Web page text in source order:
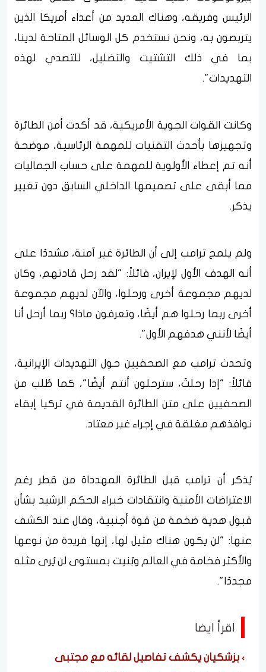
الرئيس وفريقه، وهناك العديد من أعداء أمريكا الذين
يتربصون به، ونحن نستخدم كل الوسائل المتاحة لدينا،
بما في ذلك التشتيت والتضليل، للتصدي لهذه
التهديدات".
وكانت القوات الجوية الأمريكية، قد أكدت أمن الطائرة
وتجهيزها بأحدث التقنيات للمهمة الرئاسية، موضحة
أنه تم إعطاء الأولوية للمهمة على حساب الجماليات
مما أبقى على تصميمها الداخلي السابق دون تغيير
يذكر.
ولم يلمح ترامب إلى أن الطائرة غير آمنة، مشددًا على
أنه الهدف الأول لإيران، قائلاً: "لقد رحل قادتهم، وكان
لديهم مجموعة أخرى ورحلوا، والآن لديهم مجموعة
أخرى ربما رحلوا هم أيضًا، وتعرفون ماذا؟ ربما أرحل أنا
أيضًا لأنني هدفهم الأول".
وتحدث ترامب مع الصحفيين حول التهديدات الإيرانية،
قائلاً: "إذا رحلتُ، سترحلون أنتم أيضًا"، كما طُلب من
الصحفيين على متن الطائرة القديمة في تركيا إبقاء
نوافذهم مغلقة في إجراء غير معتاد.
يُذكر أن ترامب قبل الطائرة المهدداة من قطر رغم
الاعتراضات الأمنية وانتقادات خبراء الحكم الرشيد بشأن
قبول هدية ضخمة من قوة أجنبية، وقال عند الكشف
عنها: "لن يكون هناك مثيل لها، إنها فريدة من نوعها
والأكثر فخامة في العالم وبُنيت بمستوى لن يُرى مثله
مجددًا".
اقرأ ايضا
بزشكيان يكشف تفاصيل لقائه مع مجتبى